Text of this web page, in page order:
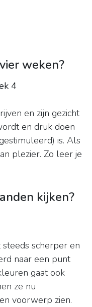
weken?
4
en zijn gezicht
en druk doen
is. Als
plezier. Zo leer je
kijken?
scherper en
naar een punt
gaat ook
ze nu
voorwerp zien.